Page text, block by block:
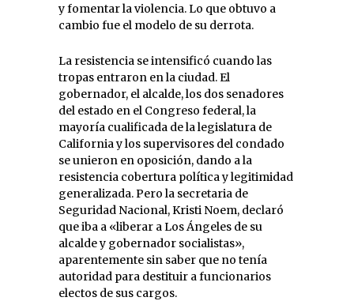
y fomentar la violencia. Lo que obtuvo a
cambio fue el modelo de su derrota.
La resistencia se intensificó cuando las
tropas entraron en la ciudad. El
gobernador, el alcalde, los dos senadores
del estado en el Congreso federal, la
mayoría cualificada de la legislatura de
California y los supervisores del condado
se unieron en oposición, dando a la
resistencia cobertura política y legitimidad
generalizada. Pero la secretaria de
Seguridad Nacional, Kristi Noem, declaró
que iba a «liberar a Los Ángeles de su
alcalde y gobernador socialistas»,
aparentemente sin saber que no tenía
autoridad para destituir a funcionarios
electos de sus cargos.